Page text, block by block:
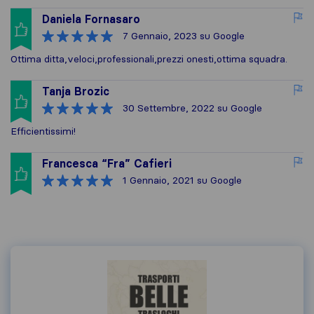
Daniela Fornasaro
7 Gennaio, 2023 su Google
Ottima ditta,veloci,professionali,prezzi onesti,ottima squadra.
Tanja Brozic
30 Settembre, 2022 su Google
Efficientissimi!
Francesca “Fra” Cafieri
1 Gennaio, 2021 su Google